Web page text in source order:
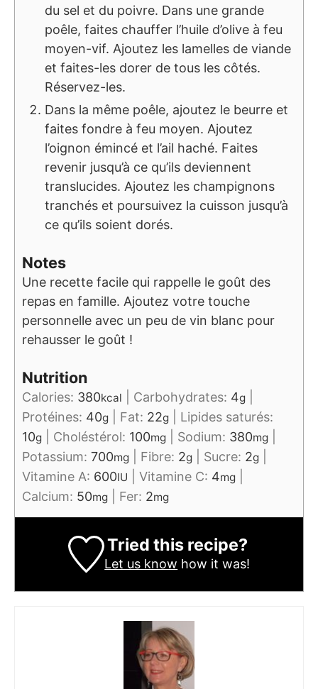
du sel et du poivre. Dans une grande
poêle, faites chauffer l’huile d’olive à feu
moyen-vif. Ajoutez les lamelles de viande
et faites-les dorer de tous les côtés.
Réservez-les.
Dans la même poêle, ajoutez le beurre et
faites fondre à feu moyen. Ajoutez
l’oignon émincé et l’ail haché. Faites
revenir jusqu’à ce qu’ils deviennent
translucides. Ajoutez les champignons
tranchés et poursuivez la cuisson jusqu’à
ce qu’ils soient dorés.
Notes
Une recette facile qui rappelle le goût des
repas en famille. Ajoutez votre touche
personnelle avec un peu de vin blanc pour
rehausser le goût !
Nutrition
Calories: 380kcal Carbohydrates: 4g
Protéines: 40g Fat: 22g
Lipides saturés:
10g Choléstérol: 100mg Sodium: 380mg
Potassium: 700mg Fibre: 2g Sucre: 2g
Vitamine A: 600IU Vitamine C: 4mg
Calcium: 50mg Fer: 2mg
Tried this recipe?
Let us know how it was!